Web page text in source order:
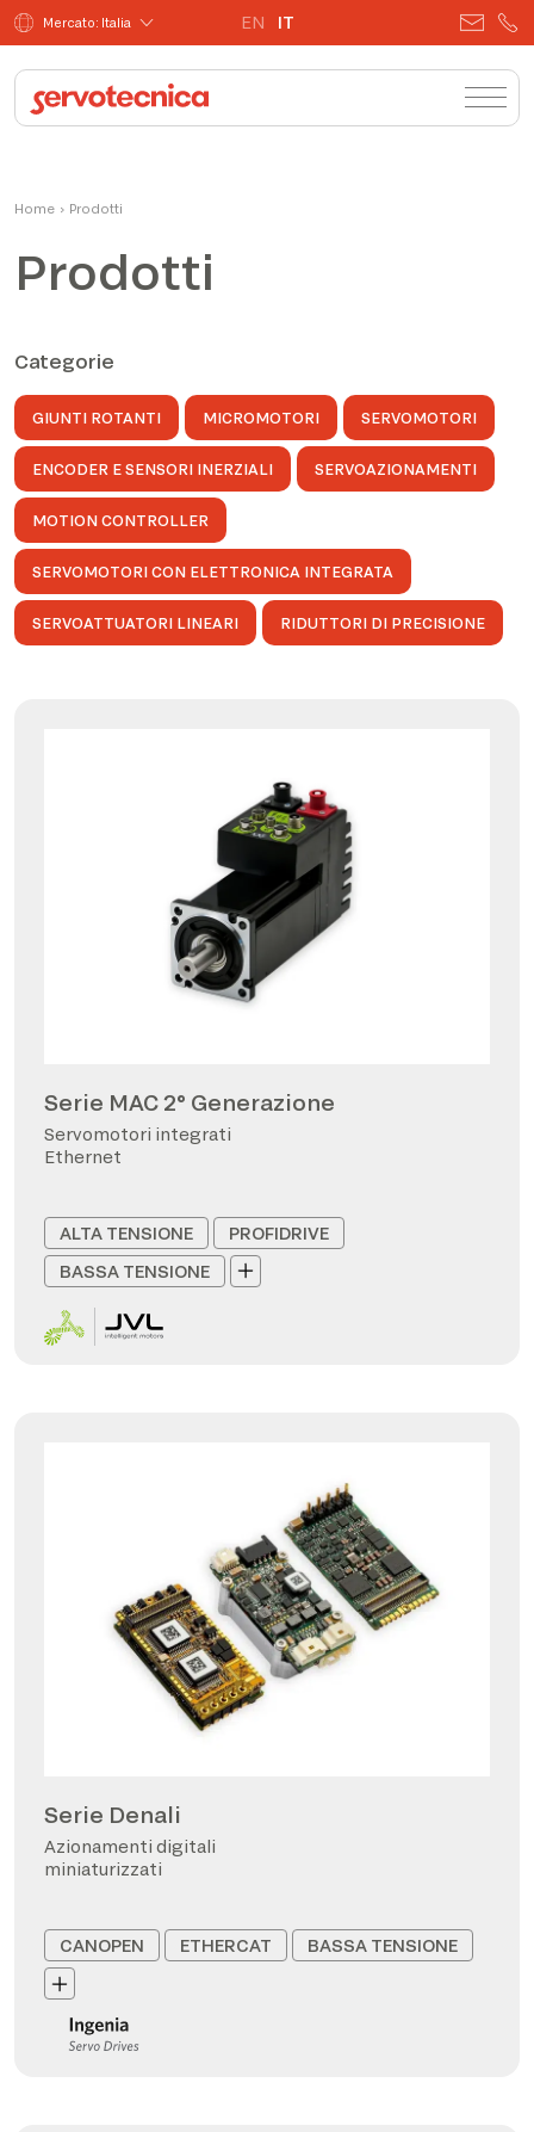
Mercato: Italia EN IT
Home › Prodotti
Prodotti
Categorie
GIUNTI ROTANTI MICROMOTORI SERVOMOTORI
ENCODER E SENSORI INERZIALI SERVOAZIONAMENTI
MOTION CONTROLLER
SERVOMOTORI CON ELETTRONICA INTEGRATA
SERVOATTUATORI LINEARI RIDUTTORI DI PRECISIONE
Serie MAC 2° Generazione
Servomotori integrati
Ethernet
ALTA TENSIONE
PROFIDRIVE
BASSA TENSIONE
Serie Denali
Azionamenti digitali
miniaturizzati
CANOPEN ETHERCAT BASSA TENSIONE